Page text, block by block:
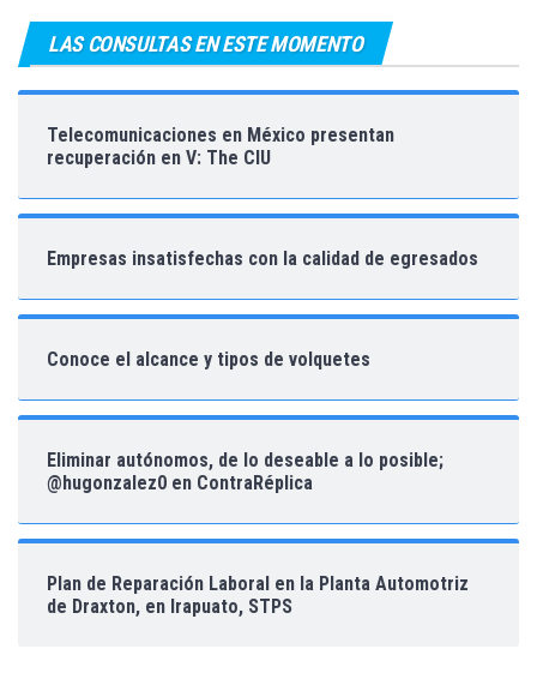
LAS CONSULTAS EN ESTE MOMENTO
Telecomunicaciones en México presentan
recuperación en V: The CIU
Empresas insatisfechas con la calidad de egresados
Conoce el alcance y tipos de volquetes
Eliminar autónomos, de lo deseable a lo posible;
@hugonzalez0 en ContraRéplica
Plan de Reparación Laboral en la Planta Automotriz
de Draxton, en Irapuato, STPS